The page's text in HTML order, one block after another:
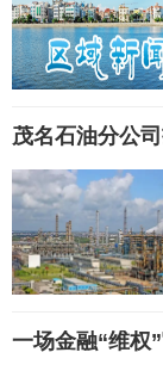
茂名石油分公
一场金融“维权